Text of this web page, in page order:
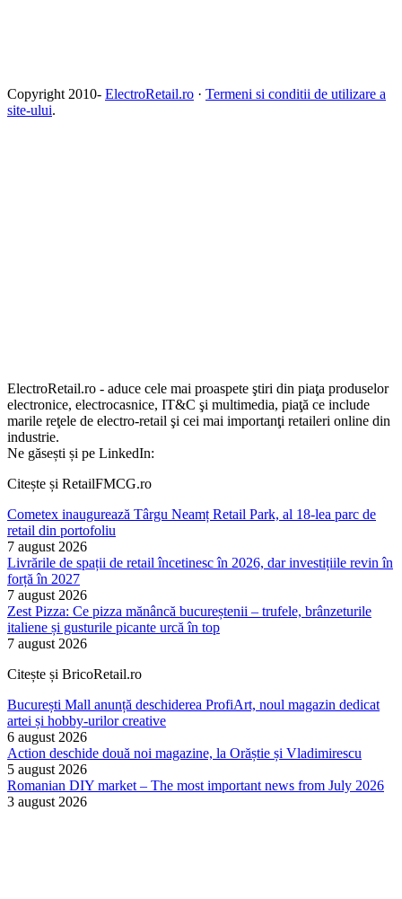
Copyright 2010- ElectroRetail.ro · Termeni si conditii de utilizare a
site-ului.
ElectroRetail.ro - aduce cele mai proaspete ştiri din piaţa produselor
electronice, electrocasnice, IT&C şi multimedia, piaţă ce include
marile reţele de electro-retail şi cei mai importanţi retaileri online din
industrie.
Ne găsești și pe LinkedIn:
Citește și RetailFMCG.ro
Cometex inaugurează Târgu Neamț Retail Park, al 18-lea parc de
retail din portofoliu
7 august 2026
Livrările de spații de retail încetinesc în 2026, dar investițiile revin în
forță în 2027
7 august 2026
Zest Pizza: Ce pizza mănâncă bucureștenii – trufele, brânzeturile
italiene și gusturile picante urcă în top
7 august 2026
Citește și BricoRetail.ro
București Mall anunță deschiderea ProfiArt, noul magazin dedicat
artei și hobby-urilor creative
6 august 2026
Action deschide două noi magazine, la Orăștie și Vladimirescu
5 august 2026
Romanian DIY market – The most important news from July 2026
3 august 2026